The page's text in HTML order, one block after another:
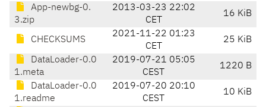
App-newbg-0.
3.zip
2013-03-23 22:02
CET
16 KiB
CHECKSUMS
2021-11-22 01:23
CET
25 KiB
DataLoader-0.0
1.meta
2019-07-21 05:05
CEST
1220 B
DataLoader-0.0
1.readme
2019-07-20 20:10
CEST
10 KiB